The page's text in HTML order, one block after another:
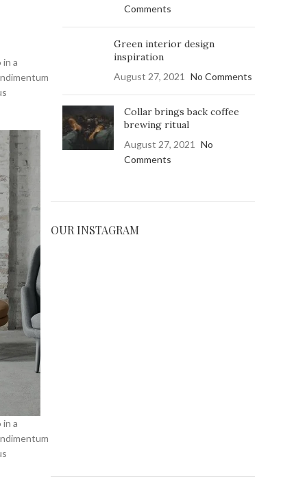
a
a
Comments
Green interior design
inspiration
August 27, 2021 No Comments
Collar brings back coffee
brewing ritual
August 27, 2021
No
Comments
OUR INSTAGRAM